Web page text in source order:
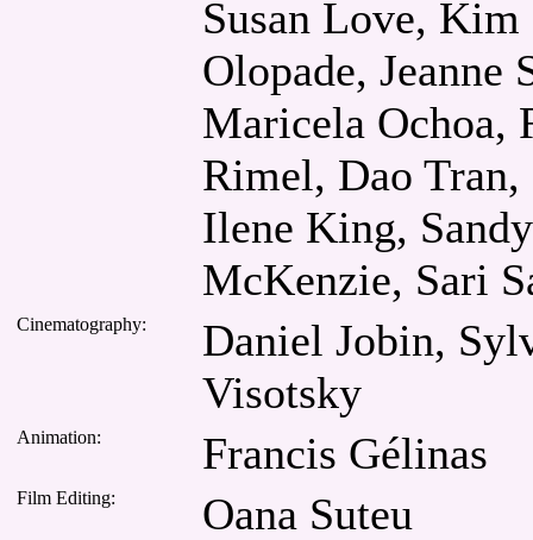
Susan Love,
Olopade, Jeanne
Maricela Ochoa,
Rimel, Dao
Ilene King,
McKenzie, Sari
Cinematography:
Daniel Jobin,
Visotsky
Animation: Francis Gélinas
Film Editing: Oana Suteu